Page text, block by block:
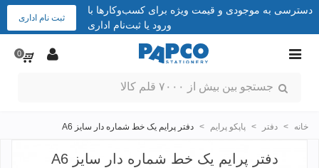
دسترسی به موجودی و قیمت ویژه برای کسب‌وکارها با
ورود یا ثبت‌نام اداری
ثبت نام اداری
0
خانه > دفتر > پاپکو پرایم > دفتر پرایم یک خط شماره دار سایز A6
دفتر پرایم یک خط شماره دار سایز A6